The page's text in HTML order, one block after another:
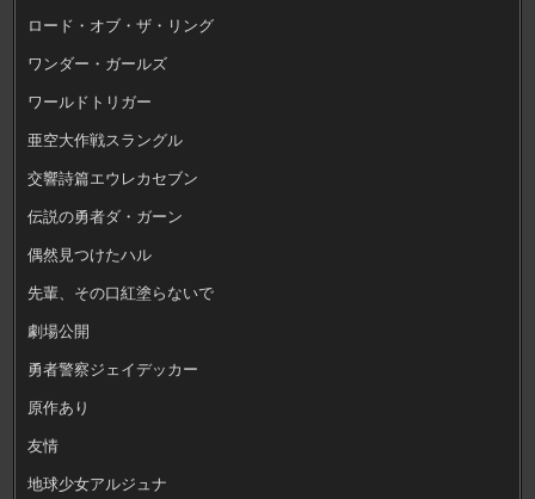
ロード・オブ・ザ・リング
ワンダー・ガールズ
ワールドトリガー
亜空大作戦スラングル
交響詩篇エウレカセブン
伝説の勇者ダ・ガーン
偶然見つけたハル
先輩、その口紅塗らないで
劇場公開
勇者警察ジェイデッカー
原作あり
友情
地球少女アルジュナ